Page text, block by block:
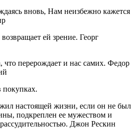
вновь, Нам неизбежно кажется
ей зрение. Георг
что перерождает и нас самих. Федор
покупках.
настоящей жизни, если он не был
подкреплен ее мужеством и
Джон Рескин